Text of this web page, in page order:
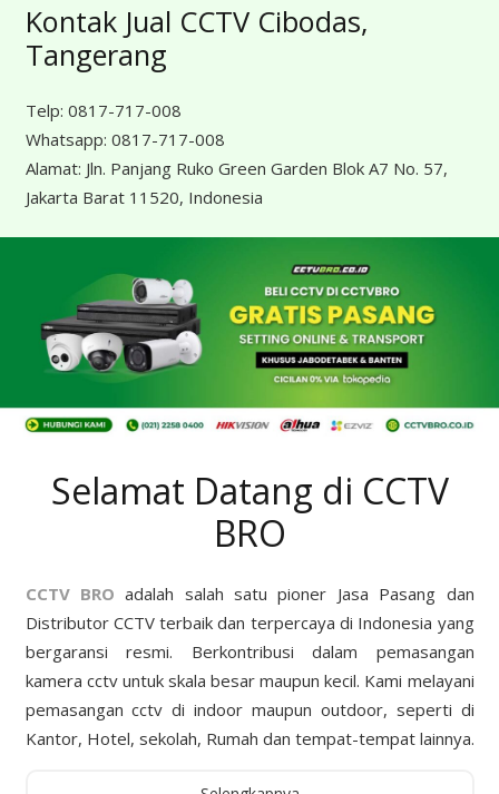
Kontak Jual CCTV Cibodas,
Tangerang
Telp: 0817-717-008
Whatsapp: 0817-717-008
Alamat: Jln. Panjang Ruko Green Garden Blok A7 No. 57,
Jakarta Barat 11520, Indonesia
Selamat Datang di CCTV
BRO
CCTV BRO adalah salah satu pioner Jasa Pasang dan
Distributor CCTV terbaik dan terpercaya di Indonesia yang
bergaransi resmi. Berkontribusi dalam pemasangan
kamera cctv untuk skala besar maupun kecil. Kami melayani
pemasangan cctv di indoor maupun outdoor, seperti di
Kantor, Hotel, sekolah, Rumah dan tempat-tempat lainnya.